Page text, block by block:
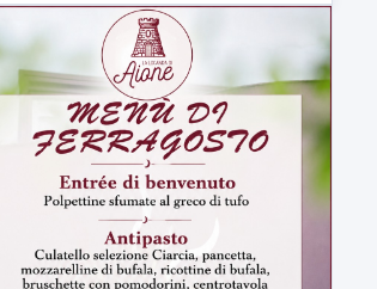
LabNews (replica)